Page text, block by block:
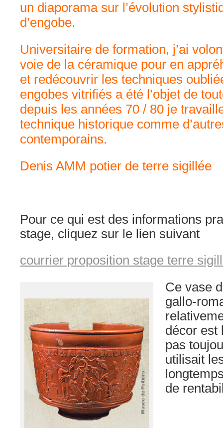
un diaporama sur l’évolution
d’engobe.
Universitaire de formation, j’ai
voie de la céramique pour en
et redécouvrir les techniques
engobes vitrifiés a été l’objet de
depuis les années 70 / 80 je
technique historique comme
contemporains.
Denis AMM potier de terre sigillée
Pour ce qui est des informations
stage, cliquez sur le lien suivant
courrier proposition stage terre
Ce vase
gallo-
décor est
pas
utilisait
de